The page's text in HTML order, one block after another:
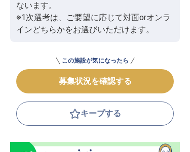
ないます。
※1次選考は、ご要望に応じて対面orオンラ
インどちらかをお選びいただけます。
この施設が気になったら
募集状況を確認する
キープする